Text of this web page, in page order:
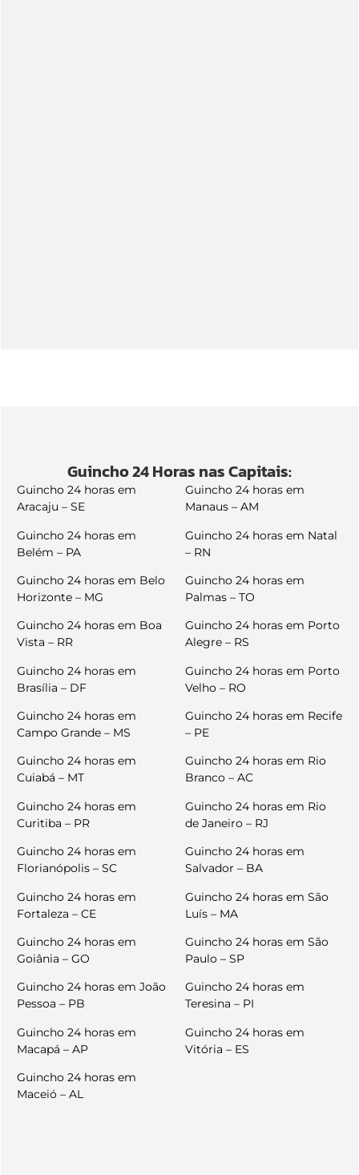
Guincho 24 Horas nas Capitais:
Guincho 24 horas em
Aracaju – SE
Guincho 24 horas em
Belém – PA
Guincho 24 horas em Belo
Horizonte – MG
Guincho 24 horas em Boa
Vista – RR
Guincho 24 horas em
Brasília – DF
Guincho 24 horas em
Campo Grande – MS
Guincho 24 horas em
Cuiabá – MT
Guincho 24 horas em
Curitiba – PR
Guincho 24 horas em
Florianópolis – SC
Guincho 24 horas em
Fortaleza – CE
Guincho 24 horas em
Goiânia – GO
Guincho 24 horas em João
Pessoa – PB
Guincho 24 horas em
Macapá – AP
Guincho 24 horas em
Maceió – AL
Guincho 24 horas em
Manaus – AM
Guincho 24 horas em Natal
– RN
Guincho 24 horas em
Palmas – TO
Guincho 24 horas em Porto
Alegre – RS
Guincho 24 horas em Porto
Velho – RO
Guincho 24 horas em Recife
– PE
Guincho 24 horas em Rio
Branco – AC
Guincho 24 horas em Rio
de Janeiro – RJ
Guincho 24 horas em
Salvador – BA
Guincho 24 horas em São
Luís – MA
Guincho 24 horas em São
Paulo – SP
Guincho 24 horas em
Teresina – PI
Guincho 24 horas em
Vitória – ES